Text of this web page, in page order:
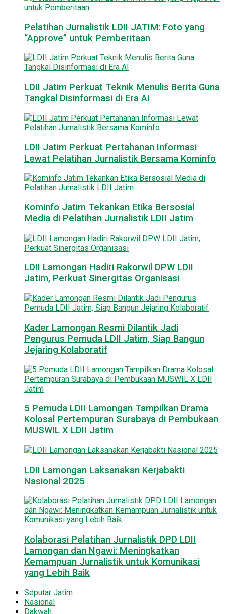
Pelatihan Jurnalistik LDII JATIM: Foto yang
“Approve” untuk Pemberitaan
LDII Jatim Perkuat Teknik Menulis Berita Guna
Tangkal Disinformasi di Era AI
LDII Jatim Perkuat Pertahanan Informasi
Lewat Pelatihan Jurnalistik Bersama Kominfo
Kominfo Jatim Tekankan Etika Bersosial
Media di Pelatihan Jurnalistik LDII Jatim
LDII Lamongan Hadiri Rakorwil DPW LDII
Jatim, Perkuat Sinergitas Organisasi
Kader Lamongan Resmi Dilantik Jadi
Pengurus Pemuda LDII Jatim, Siap Bangun
Jejaring Kolaboratif
5 Pemuda LDII Lamongan Tampilkan Drama
Kolosal Pertempuran Surabaya di Pembukaan
MUSWIL X LDII Jatim
LDII Lamongan Laksanakan Kerjabakti
Nasional 2025
Kolaborasi Pelatihan Jurnalistik DPD LDII
Lamongan dan Ngawi: Meningkatkan
Kemampuan Jurnalistik untuk Komunikasi
yang Lebih Baik
Seputar Jatim
Nasional
Dakwah